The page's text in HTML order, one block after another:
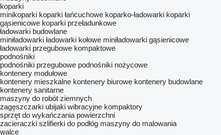
koparki
minikoparki koparki łańcuchowe koparko-ładowarki koparki
gąsienicowe koparki przeładunkowe
ładowarki budowlane
miniładowarki ładowarki kołowe miniładowarki gąsienicowe
ładowarki przegubowe kompaktowe
podnośniki
podnośniki przegubowe podnośniki nożycowe
kontenery modułowe
kontenery mieszkalne kontenery biurowe kontenery budowlane
kontenery sanitarne
maszyny do robót ziemnych
zagęszczarki ubijaki wibracyjne kompaktory
sprzęt do wykańczania powierzchni
zacieraczki szlifierki do podłóg maszyny do malowania
walce